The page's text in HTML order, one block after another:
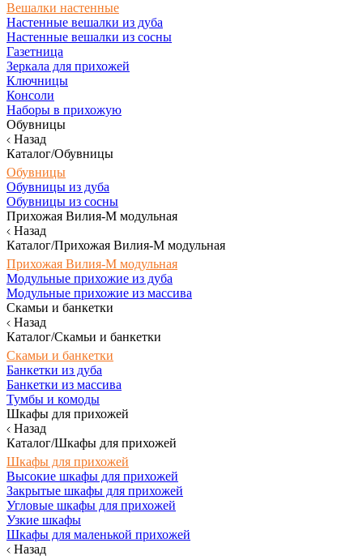
Вешалки настенные
Настенные вешалки из дуба
Настенные вешалки из сосны
Газетница
Зеркала для прихожей
Ключницы
Консоли
Наборы в прихожую
Обувницы
Назад
Каталог/Обувницы
Обувницы
Обувницы из дуба
Обувницы из сосны
Прихожая Вилия-М модульная
Назад
Каталог/Прихожая Вилия-М модульная
Прихожая Вилия-М модульная
Модульные прихожие из дуба
Модульные прихожие из массива
Скамьи и банкетки
Назад
Каталог/Скамьи и банкетки
Скамьи и банкетки
Банкетки из дуба
Банкетки из массива
Тумбы и комоды
Шкафы для прихожей
Назад
Каталог/Шкафы для прихожей
Шкафы для прихожей
Высокие шкафы для прихожей
Закрытые шкафы для прихожей
Угловые шкафы для прихожей
Узкие шкафы
Шкафы для маленькой прихожей
Назад